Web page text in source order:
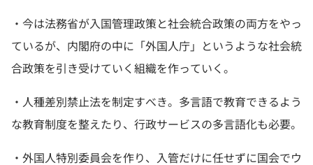
・今は法務省が入国管理政策と社会統合政策の両方をやっ
ているが、内閣府の中に「外国人庁」というような社会統
合政策を引き受けていく組織を作っていく。
・人種差別禁止法を制定すべき。多言語で教育できるよう
な教育制度を整えたり、行政サービスの多言語化も必要。
・外国人特別委員会を作り、入管だけに任せずに国会でウ